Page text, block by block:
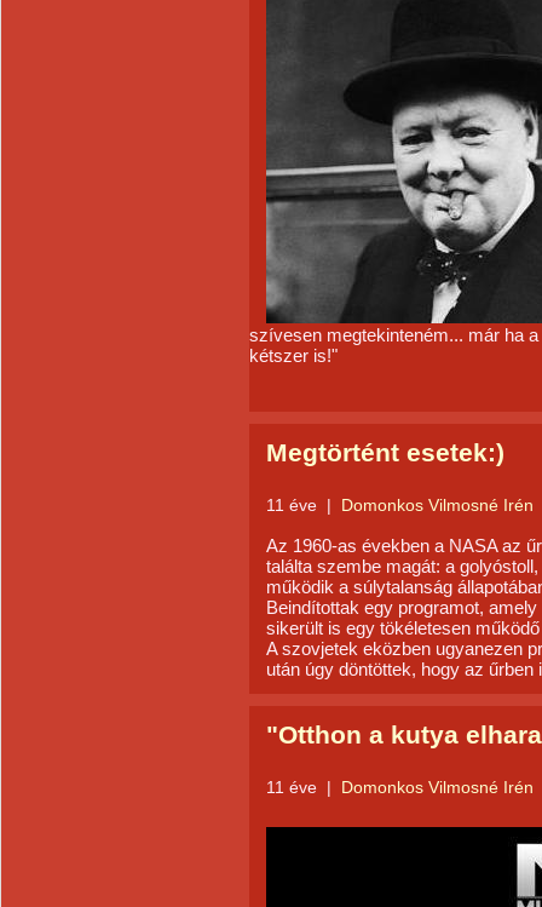
szívesen megtekinteném... már ha
kétszer is!"
Megtörtént esetek:)
11 éve | Domonkos Vilmosné Irén
Az 1960-as években a NASA az
találta szembe magát: a
működik a súlytalanság
Beindítottak egy programot,
sikerült is egy tökéletesen
A szovjetek eközben ugyanezen
után úgy döntöttek, hogy az
"Otthon a kutya
11 éve | Domonkos Vilmosné Irén